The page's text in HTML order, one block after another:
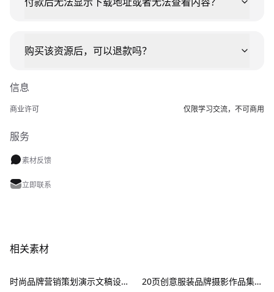
购买该资源后，可以退款吗？
信息
商业许可 仅限学习交流，不可商用
服务
素材反馈
立即联系
相关素材
时尚品牌营销策划演示文稿设计ppt模板 Fashion Presentation PowerPoint Template
20页创意服装品牌摄影作品集简历公司介绍图文排版设计PPT幻灯片模板 Creative Brief PowerPoint Template